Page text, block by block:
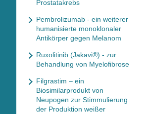
Prostatakrebs
Pembrolizumab - ein weiterer
humanisierte monoklonaler
Antikörper gegen Melanom
Ruxolitinib (Jakavi®) - zur
Behandlung von Myelofibrose
Filgrastim – ein
Biosimilarprodukt von
Neupogen zur Stimmulierung
der Produktion weißer